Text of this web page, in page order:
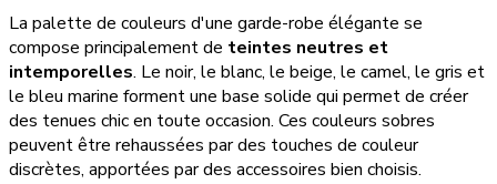
La palette de couleurs d'une garde-robe élégante se
compose principalement de teintes neutres et
intemporelles. Le noir, le blanc, le beige, le camel, le gris et
le bleu marine forment une base solide qui permet de créer
des tenues chic en toute occasion. Ces couleurs sobres
peuvent être rehaussées par des touches de couleur
discrètes, apportées par des accessoires bien choisis.